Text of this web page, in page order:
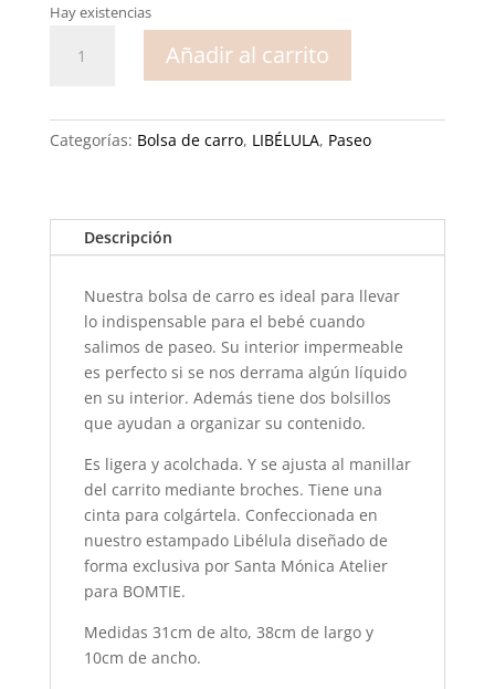
Hay existencias
(Impermeable)
Añadir al carrito
Categorías: Bolsa de carro, LIBÉLULA, Paseo
Descripción
Nuestra bolsa de carro es ideal para llevar
lo indispensable para el bebé cuando
salimos de paseo. Su interior impermeable
es perfecto si se nos derrama algún líquido
en su interior. Además tiene dos bolsillos
que ayudan a organizar su contenido.
Es ligera y acolchada. Y se ajusta al manillar
del carrito mediante broches. Tiene una
cinta para colgártela. Confeccionada en
nuestro estampado Libélula diseñado de
forma exclusiva por Santa Mónica Atelier
para BOMTIE.
Medidas 31cm de alto, 38cm de largo y
10cm de ancho.